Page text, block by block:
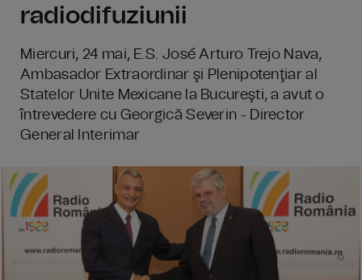
radiodifuziunii
Miercuri, 24 mai, E.S. José Arturo Trejo Nava,
Ambasador Extraordinar şi Plenipotenţiar al
Statelor Unite Mexicane la Bucureşti, a avut o
întrevedere cu Georgică Severin - Director
General Interimar